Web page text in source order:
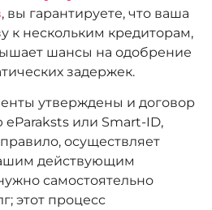
, вы гарантируете, что ваша
к нескольким кредиторам,
шансы на одобрение
задержек.
утверждены и договор
или Smart-ID,
осуществляет
действующим
самостоятельно
этот процесс